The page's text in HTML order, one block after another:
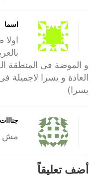
اسما
و الموضة فى المنطقة
العادة و يسرا
يسرا)
جنااات
مش
أضف تعليقاً